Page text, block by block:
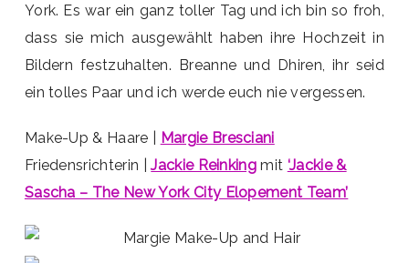
York. Es war ein ganz toller Tag und ich bin so froh,
dass sie mich ausgewählt haben ihre Hochzeit in
Bildern festzuhalten. Breanne und Dhiren, ihr seid
ein tolles Paar und ich werde euch nie vergessen.
Make-Up & Haare |
Margie Bresciani
Friedensrichterin |Jackie Reinking mit ‘Jackie &
Sascha – The New York City Elopement Team’